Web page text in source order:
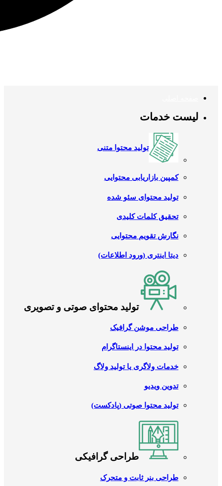
لیست خدمات
تولید محتوا متنی
کمپین بازاریابی محتوایی
تولید محتوای سئو شده
تحقیق کلمات کلیدی
نگارش تقویم محتوایی
دیتا اینتری (ورود اطلاعات)
تولید محتوای صوتی و تصویری
طراحی موشن گرافیک
تولید محتوا در اینستاگرام
خدمات ولاگری یا تولید ولاگ
تدوین ویدیو
تولید محتوا صوتی (پادکست)
طراحی گرافیکی
طراحی بنر ثابت و متحرک